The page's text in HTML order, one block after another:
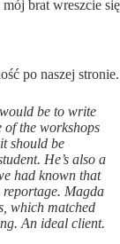
brat wreszcie się
po naszej stronie.
be to write
the workshops
should be
He’s also a
had known that
Magda
which matched
An ideal client.